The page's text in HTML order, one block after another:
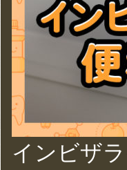
インビザ